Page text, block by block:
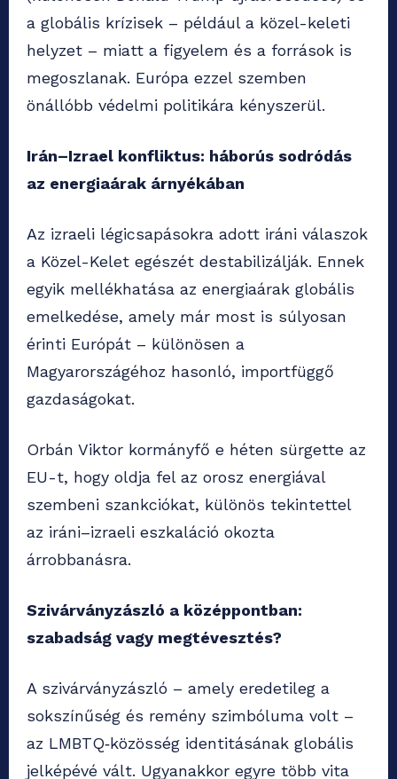
a globális krízisek – például a közel-keleti
helyzet – miatt a figyelem és a források is
megoszlanak. Európa ezzel szemben
önállóbb védelmi politikára kényszerül.
Irán–Izrael konfliktus: háborús sodródás
az energiaárak árnyékában
Az izraeli légicsapásokra adott iráni válaszok
a Közel-Kelet egészét destabilizálják. Ennek
egyik mellékhatása az energiaárak globális
emelkedése, amely már most is súlyosan
érinti Európát – különösen a
Magyarországéhoz hasonló, importfüggő
gazdaságokat.
Orbán Viktor kormányfő e héten sürgette az
EU-t, hogy oldja fel az orosz energiával
szembeni szankciókat, különös tekintettel
az iráni–izraeli eszkaláció okozta
árrobbanásra.
Szivárványzászló a középpontban:
szabadság vagy megtévesztés?
A szivárványzászló – amely eredetileg a
sokszínűség és remény szimbóluma volt –
az LMBTQ‑közösség identitásának globális
jelképévé vált. Ugyanakkor egyre több vita